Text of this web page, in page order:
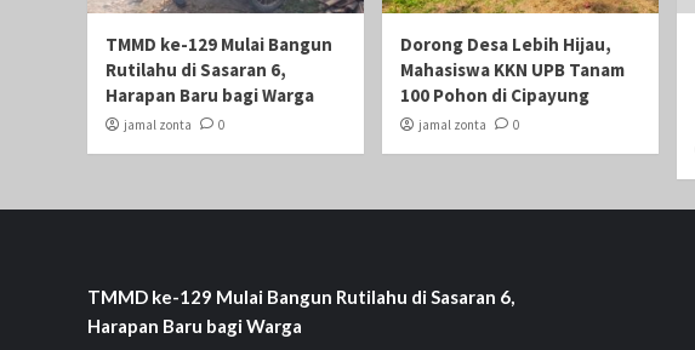
TMMD ke-129 Mulai Bangun
Rutilahu di Sasaran 6,
Harapan Baru bagi Warga
jamal zonta 0
Dorong Desa Lebih Hijau,
Mahasiswa KKN UPB Tanam
100 Pohon di Cipayung
jamal zonta 0
TMMD ke-129 Mulai Bangun Rutilahu di Sasaran 6,
Harapan Baru bagi Warga